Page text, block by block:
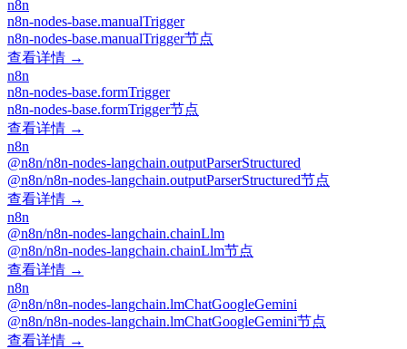
n8n
n8n-nodes-base.manualTrigger
n8n-nodes-base.manualTrigger节点
查看详情 →
n8n
n8n-nodes-base.formTrigger
n8n-nodes-base.formTrigger节点
查看详情 →
n8n
@n8n/n8n-nodes-langchain.outputParserStructured
@n8n/n8n-nodes-langchain.outputParserStructured节点
查看详情 →
n8n
@n8n/n8n-nodes-langchain.chainLlm
@n8n/n8n-nodes-langchain.chainLlm节点
查看详情 →
n8n
@n8n/n8n-nodes-langchain.lmChatGoogleGemini
@n8n/n8n-nodes-langchain.lmChatGoogleGemini节点
查看详情 →